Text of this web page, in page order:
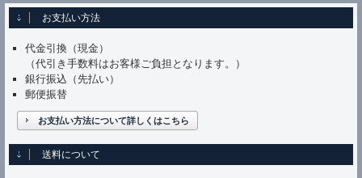
お支払い方法
代金引換（現金）
（代引き手数料はお客様ご負担となります。）
銀行振込（先払い）
郵便振替
お支払い方法について詳しくはこちら
送料について